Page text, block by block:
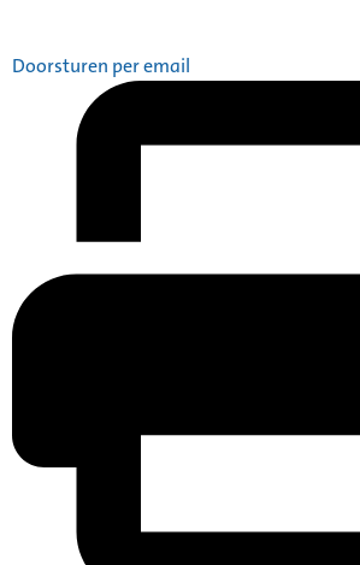
Doorsturen per email